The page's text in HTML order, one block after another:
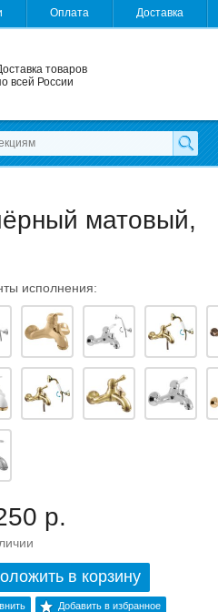
Оплата Доставка
товаров
всей России
матовый,
исполнения:
р.
в корзину
Добавить в избранное